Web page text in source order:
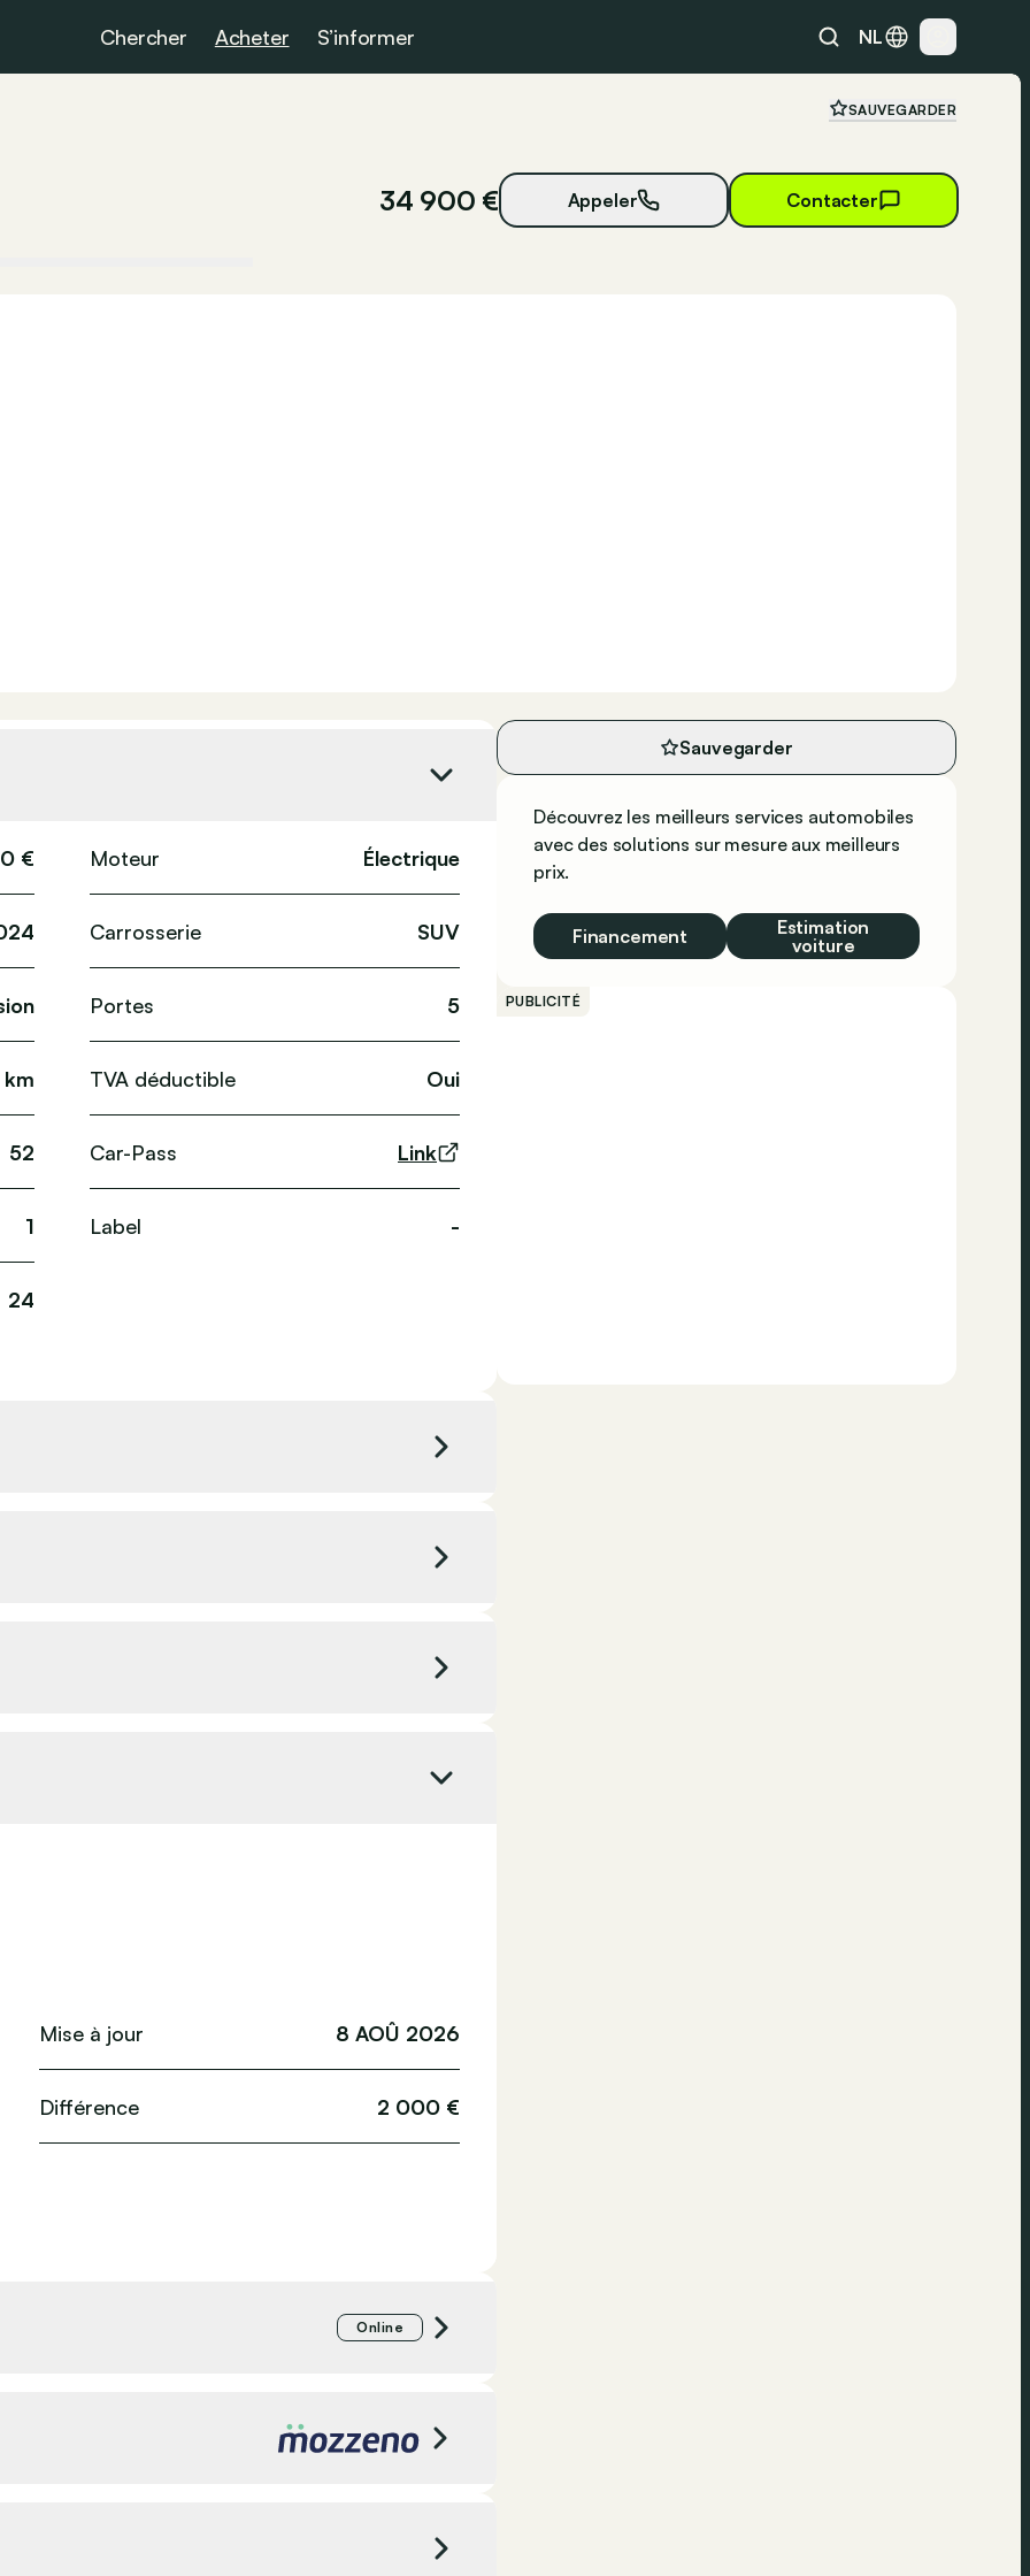
Chercher Acheter S’informer NL
SAUVEGARDER
34 900 € Appeler
Contacter
€
52
1
24
Moteur Électrique
Carrosserie SUV
Portes 5
TVA déductible Oui
Car-Pass Link
Label -
0 g/km
Mise à jour 8 AOÛ 2026
Différence 2 000 €
Online
Sauvegarder
Découvrez les meilleurs services automobiles
avec des solutions sur mesure aux meilleurs
prix.
Financement
Estimation
voiture
PUBLICITÉ